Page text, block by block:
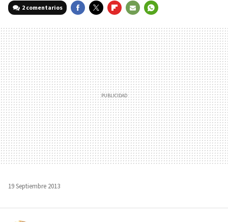
2 comentarios
MAIL
19 Septiembre 2013